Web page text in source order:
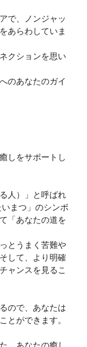
で、ノンジャッ
あらわしていま
クションを思い
のあなたのガイ
しをサポートし
人）」と呼ばれ
まつ」のシンボ
「あなたの道を
とうまく苦難や
して、より明確
ャンスを見るこ
ので、あなたは
とができます。